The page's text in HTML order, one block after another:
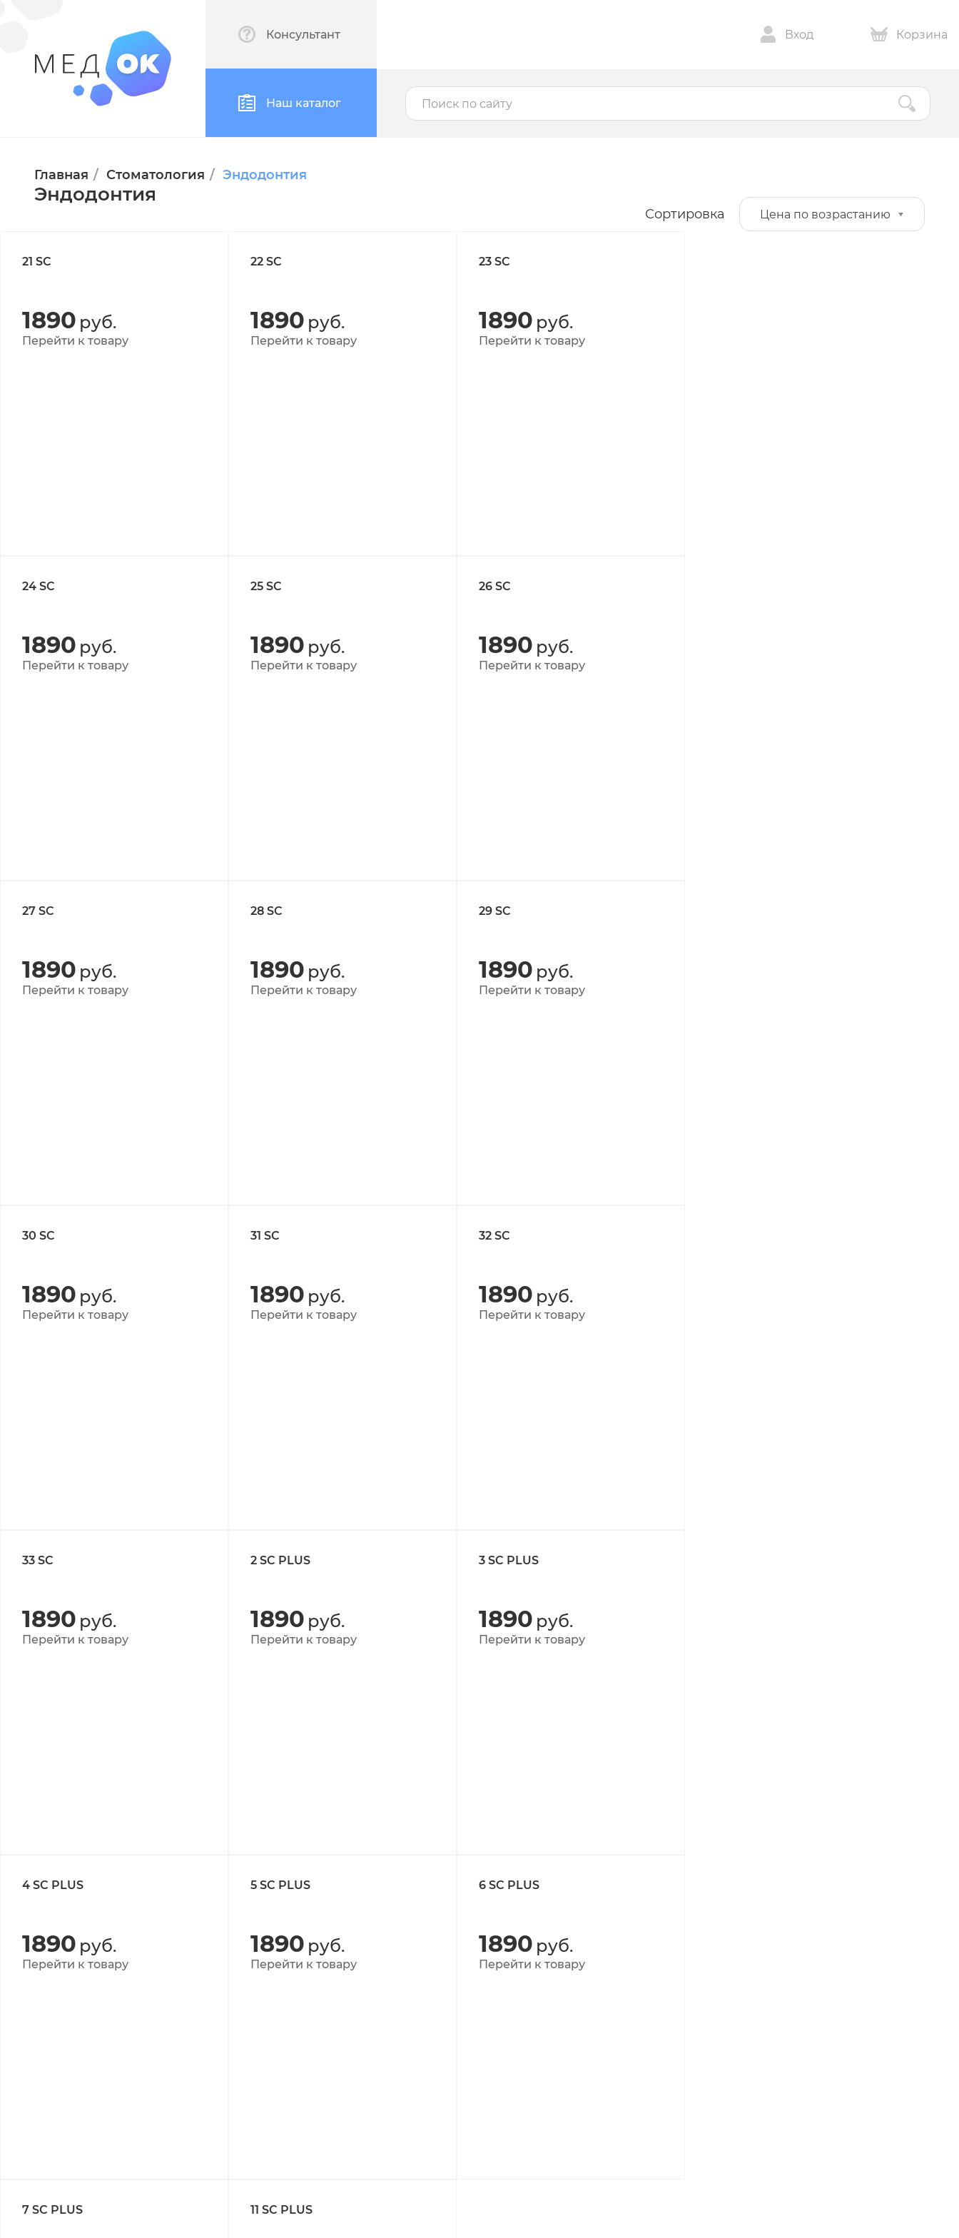
Консультант
Наш каталог
Вход Корзина
Главная Стоматология Эндодонтия
Эндодонтия
Сортировка Цена по возрастанию
21 SC
1890 руб.
Перейти к товару
22 SC
1890 руб.
Перейти к товару
23 SC
1890 руб.
Перейти к товару
24 SC
1890 руб.
Перейти к товару
25 SC
1890 руб.
Перейти к товару
26 SC
1890 руб.
Перейти к товару
27 SC
1890 руб.
Перейти к товару
28 SC
1890 руб.
Перейти к товару
29 SC
1890 руб.
Перейти к товару
30 SC
1890 руб.
Перейти к товару
31 SC
1890 руб.
Перейти к товару
32 SC
1890 руб.
Перейти к товару
33 SC
1890 руб.
Перейти к товару
2 SC PLUS
1890 руб.
Перейти к товару
3 SC PLUS
1890 руб.
Перейти к товару
4 SC PLUS
1890 руб.
Перейти к товару
5 SC PLUS
1890 руб.
Перейти к товару
6 SC PLUS
1890 руб.
Перейти к товару
7 SC PLUS 11 SC PLUS